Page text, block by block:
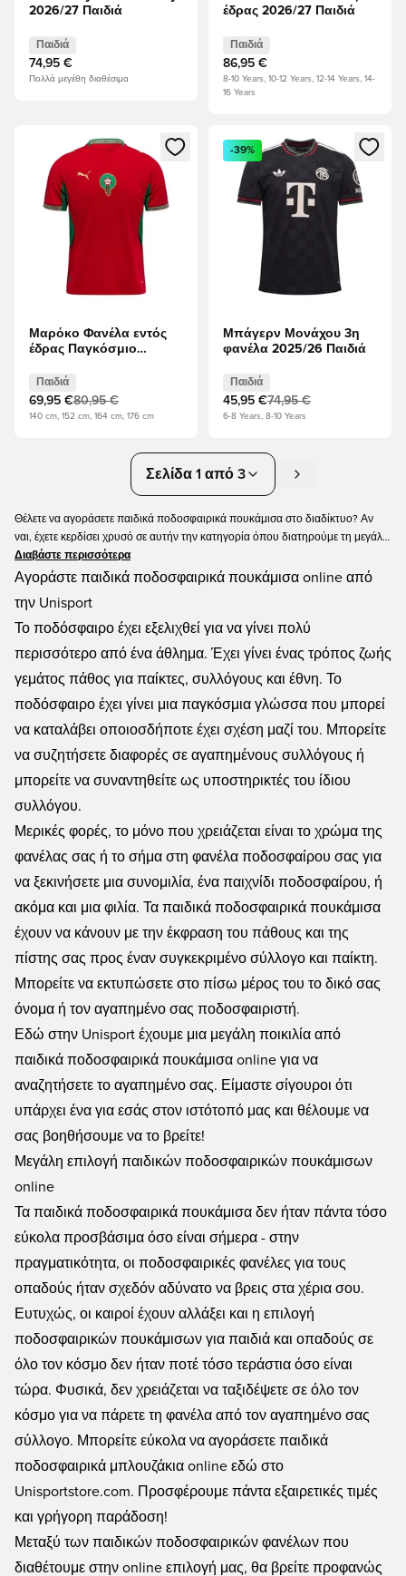
2026/27 Παιδιά
Παιδιά
74,95 €
Πολλά μεγέθη διαθέσιμα
έδρας 2026/27 Παιδιά
Παιδιά
86,95 €
8-10 Years, 10-12 Years, 12-14 Years, 14-
16 Years
Ανοίγει ένα Modal για να συνδεθείτε ή να εγγραφείτε ως
Μαρόκο Φανέλα εντός
έδρας Παγκόσμιο
Παιδιά
69,95 €80,95 €
140 cm, 152 cm, 164 cm, 176 cm
Ανοίγει ένα Modal για να
-39%
Μπάγερν Μονάχου 3η
φανέλα 2025/26 Παιδιά
Παιδιά
45,95 €74,95 €
6-8 Years, 8-10 Years
Σελίδα 1 από 3
Θέλετε να αγοράσετε παιδικά ποδοσφαιρικά πουκάμισα στο διαδίκτυο? Αν
ναι, έχετε κερδίσει χρυσό σε αυτήν την κατηγορία όπου διατηρούμε τη μεγάλη
ποικιλία από παιδικά ποδοσφαιρικά πουκάμισα. Θα βρείτε παιδικές
ποδοσφαιρικές φανέλες από όλες τις μεγαλύτερες ομάδες του κόσμου, αλλά
ποδοσφαιρικές φανέλες για παιδιά, θα χρειαστούν ώρες για να τις
απαριθμήσουμε όλες. Ανεξάρτητα από το αν ψάχνετε για τον αγαπημένο σας
σύλλογο ή τον αγαπημένο σας παίκτη, μπορείτε να βρείτε τη φανέλα εδώ -
φυσικά σε παιδικά μεγέθη! Αποκτήστε το δικό σας σήμερα στο Unisport!
Διαβάστε περισσότερα
Αγοράστε παιδικά ποδοσφαιρικά πουκάμισα online από
την Unisport
Το ποδόσφαιρο έχει εξελιχθεί για να γίνει πολύ
περισσότερο από ένα άθλημα. Έχει γίνει ένας τρόπος ζωής
γεμάτος πάθος για παίκτες, συλλόγους και έθνη. Το
ποδόσφαιρο έχει γίνει μια παγκόσμια γλώσσα που μπορεί
να καταλάβει οποιοσδήποτε έχει σχέση μαζί του. Μπορείτε
να συζητήσετε διαφορές σε αγαπημένους συλλόγους ή
μπορείτε να συναντηθείτε ως υποστηρικτές του ίδιου
συλλόγου.
Μερικές φορές, το μόνο που χρειάζεται είναι το χρώμα της
φανέλας σας ή το σήμα στη φανέλα ποδοσφαίρου σας για
να ξεκινήσετε μια συνομιλία, ένα παιχνίδι ποδοσφαίρου, ή
ακόμα και μια φιλία. Τα παιδικά ποδοσφαιρικά πουκάμισα
έχουν να κάνουν με την έκφραση του πάθους και της
πίστης σας προς έναν συγκεκριμένο σύλλογο και παίκτη.
Μπορείτε να εκτυπώσετε στο πίσω μέρος του το δικό σας
όνομα ή τον αγαπημένο σας ποδοσφαιριστή.
Εδώ στην Unisport έχουμε μια μεγάλη ποικιλία από
παιδικά ποδοσφαιρικά πουκάμισα online για να
αναζητήσετε το αγαπημένο σας. Είμαστε σίγουροι ότι
υπάρχει ένα για εσάς στον ιστότοπό μας και θέλουμε να
σας βοηθήσουμε να το βρείτε!
Μεγάλη επιλογή παιδικών ποδοσφαιρικών πουκάμισων
online
Τα παιδικά ποδοσφαιρικά πουκάμισα δεν ήταν πάντα τόσο
εύκολα προσβάσιμα όσο είναι σήμερα - στην
πραγματικότητα, οι ποδοσφαιρικές φανέλες για τους
οπαδούς ήταν σχεδόν αδύνατο να βρεις στα χέρια σου.
Ευτυχώς, οι καιροί έχουν αλλάξει και η επιλογή
ποδοσφαιρικών πουκάμισων για παιδιά και οπαδούς σε
όλο τον κόσμο δεν ήταν ποτέ τόσο τεράστια όσο είναι
τώρα. Φυσικά, δεν χρειάζεται να ταξιδέψετε σε όλο τον
κόσμο για να πάρετε τη φανέλα από τον αγαπημένο σας
σύλλογο. Μπορείτε εύκολα να αγοράσετε παιδικά
ποδοσφαιρικά μπλουζάκια online εδώ στο
Unisportstore.com. Προσφέρουμε πάντα εξαιρετικές τιμές
και γρήγορη παράδοση!
Μεταξύ των παιδικών ποδοσφαιρικών φανέλων που
διαθέτουμε στην online επιλογή μας, θα βρείτε προφανώς